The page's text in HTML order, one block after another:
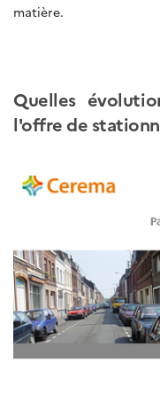
matière.
Quelles
l'offre de